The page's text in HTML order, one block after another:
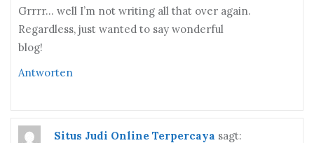
Grrrr… well I’m not writing all that over again.
Regardless, just wanted to say wonderful
blog!
Antworten
Situs Judi Online Terpercaya sagt: